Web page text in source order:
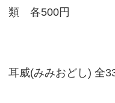
類 各500円
耳威(みみおどし) 全